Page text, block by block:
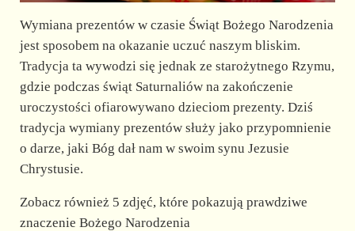
Wymiana prezentów w czasie Świąt Bożego Narodzenia
jest sposobem na okazanie uczuć naszym bliskim.
Tradycja ta wywodzi się jednak ze starożytnego Rzymu,
gdzie podczas świąt Saturnaliów na zakończenie
uroczystości ofiarowywano dzieciom prezenty. Dziś
tradycja wymiany prezentów służy jako przypomnienie
o darze, jaki Bóg dał nam w swoim synu Jezusie
Chrystusie.
Zobacz również 5 zdjęć, które pokazują prawdziwe
znaczenie Bożego Narodzenia